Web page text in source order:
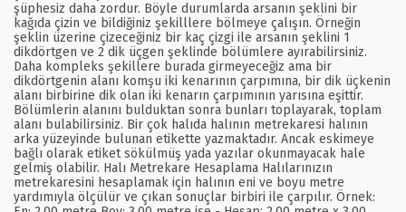
şüphesiz daha zordur. Böyle durumlarda arsanın şeklini bir
kağıda çizin ve bildiğiniz şekilllere bölmeye çalışın. Örneğin
şeklin üzerine çizeceğiniz bir kaç çizgi ile arsanın şeklini 1
dikdörtgen ve 2 dik üçgen şeklinde bölümlere ayırabilirsiniz.
Daha kompleks şekillere burada girmeyeceğiz ama bir
dikdörtgenin alanı komşu iki kenarının çarpımına, bir dik üçkenin
alanı birbirine dik olan iki kenarın çarpımının yarısına eşittir.
Bölümlerin alanını bulduktan sonra bunları toplayarak, toplam
alanı bulabilirsiniz. Bir çok halıda halının metrekaresi halının
arka yüzeyinde bulunan etikette yazmaktadır. Ancak eskimeye
bağlı olarak etiket sökülmüş yada yazılar okunmayacak hale
gelmiş olabilir. Halı Metrekare Hesaplama Halılarınızın
metrekaresini hesaplamak için halının eni ve boyu metre
yardımıyla ölçülür ve çıkan sonuçlar birbiri ile çarpılır. Örnek: